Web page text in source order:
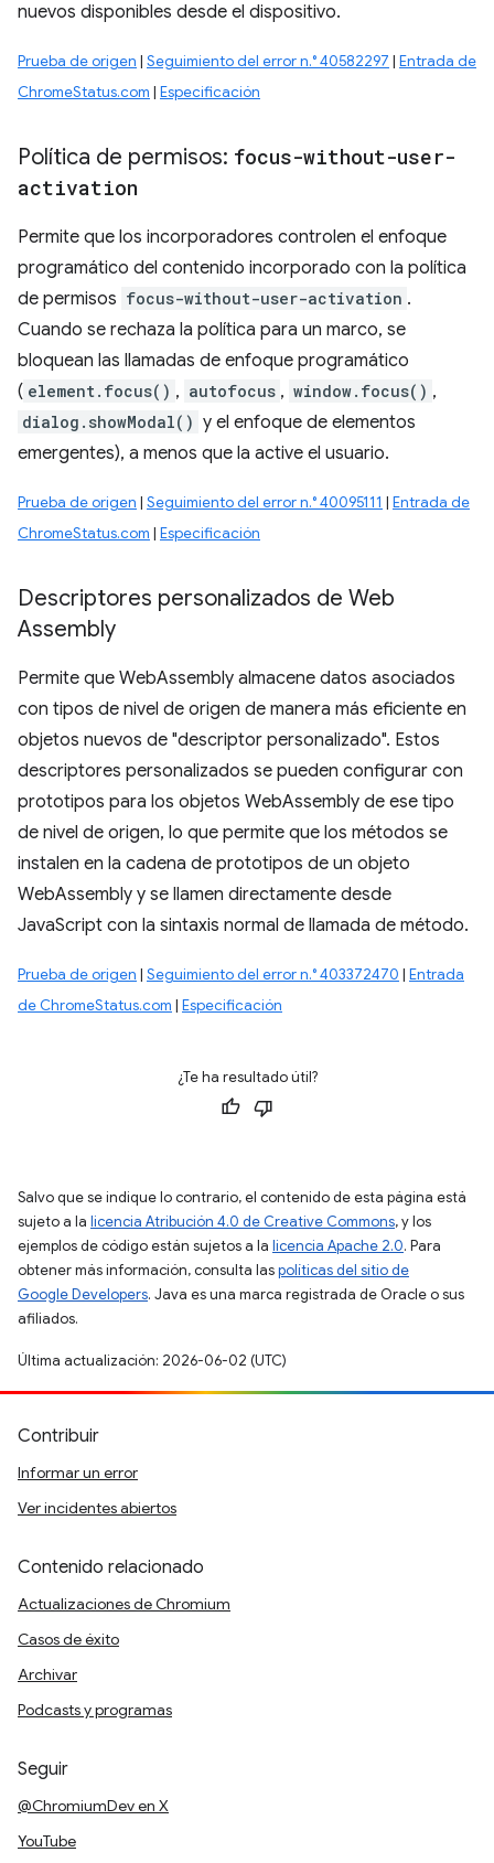
nuevos disponibles desde el dispositivo.
Prueba de origen | Seguimiento del error n.° 40582297 | Entrada de
ChromeStatus.com | Especificación
Política de permisos: focus-without-user-
activation
Permite que los incorporadores controlen el enfoque
programático del contenido incorporado con la política
de permisos focus-without-user-activation .
Cuando se rechaza la política para un marco, se
bloquean las llamadas de enfoque programático
( element.focus() , autofocus , window.focus() ,
dialog.showModal() y el enfoque de elementos
emergentes), a menos que la active el usuario.
Prueba de origen | Seguimiento del error n.° 40095111 | Entrada de
ChromeStatus.com | Especificación
Descriptores personalizados de Web
Assembly
Permite que WebAssembly almacene datos asociados
con tipos de nivel de origen de manera más eficiente en
objetos nuevos de "descriptor personalizado". Estos
descriptores personalizados se pueden configurar con
prototipos para los objetos WebAssembly de ese tipo
de nivel de origen, lo que permite que los métodos se
instalen en la cadena de prototipos de un objeto
WebAssembly y se llamen directamente desde
JavaScript con la sintaxis normal de llamada de método.
Prueba de origen | Seguimiento del error n.° 403372470 | Entrada
de ChromeStatus.com | Especificación
¿Te ha resultado útil?
Salvo que se indique lo contrario, el contenido de esta página está
sujeto a la licencia Atribución 4.0 de Creative Commons, y los
ejemplos de código están sujetos a la licencia Apache 2.0. Para
obtener más información, consulta laspolíticas del sitio de
Google Developers. Java es una marca registrada de Oracle o sus
afiliados.
Última actualización: 2026-06-02 (UTC)
Contribuir
Informar un error
Ver incidentes abiertos
Contenido relacionado
Actualizaciones de Chromium
Casos de éxito
Archivar
Podcasts y programas
Seguir
@ChromiumDev en X
YouTube